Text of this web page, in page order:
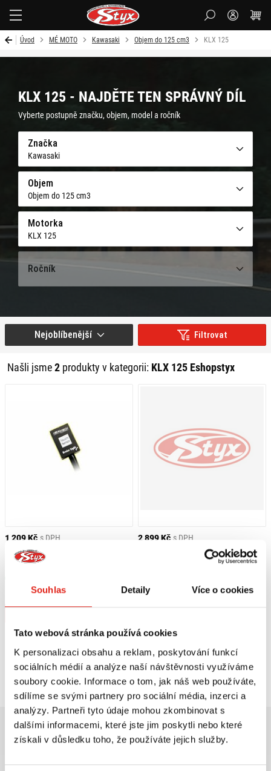
Souhlas Detaily Více o cookies
Tato webová stránka používá cookies
K personalizaci obsahu a reklam, poskytování funkcí
sociálních médií a analýze naší návštěvnosti využíváme
soubory cookie. Informace o tom, jak náš web používáte,
sdílíme se svými partnery pro sociální média, inzerci a
analýzy. Partneři tyto údaje mohou zkombinovat s
dalšími informacemi, které jste jim poskytli nebo které
získali v důsledku toho, že používáte jejich služby.
Úvod MÉ MOTO Kawasaki Objem do 125 cm3 KLX 125
KLX 125 - NAJDĚTE TEN SPRÁVNÝ DÍL
Vyberte postupně značku, objem, model a ročník
Značka
Kawasaki
Objem
Objem do 125 cm3
Motorka
KLX 125
Ročník
Filtrovat
Našli jsme2 produkty v kategorii: KLX 125 Eshopstyx
Nejoblíbenější
1 209 Kč s DPH
HEALTECH MODUL BRZDOVÉHO
SVĚTLA BLP-U01
V 5 prodejnách
2 899 Kč s DPH
GIVI ZATMAVENÉ PLEXI PIAGGIO
Na objednávku
Prohlédli jste si2z 2produktů